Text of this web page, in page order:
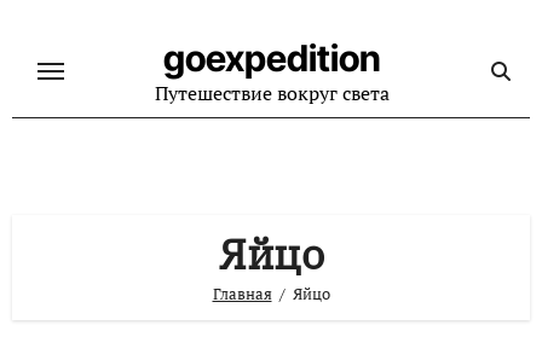
содержанию
goexpedition
Путешествие вокруг света
Яйцо
Главная Яйцо